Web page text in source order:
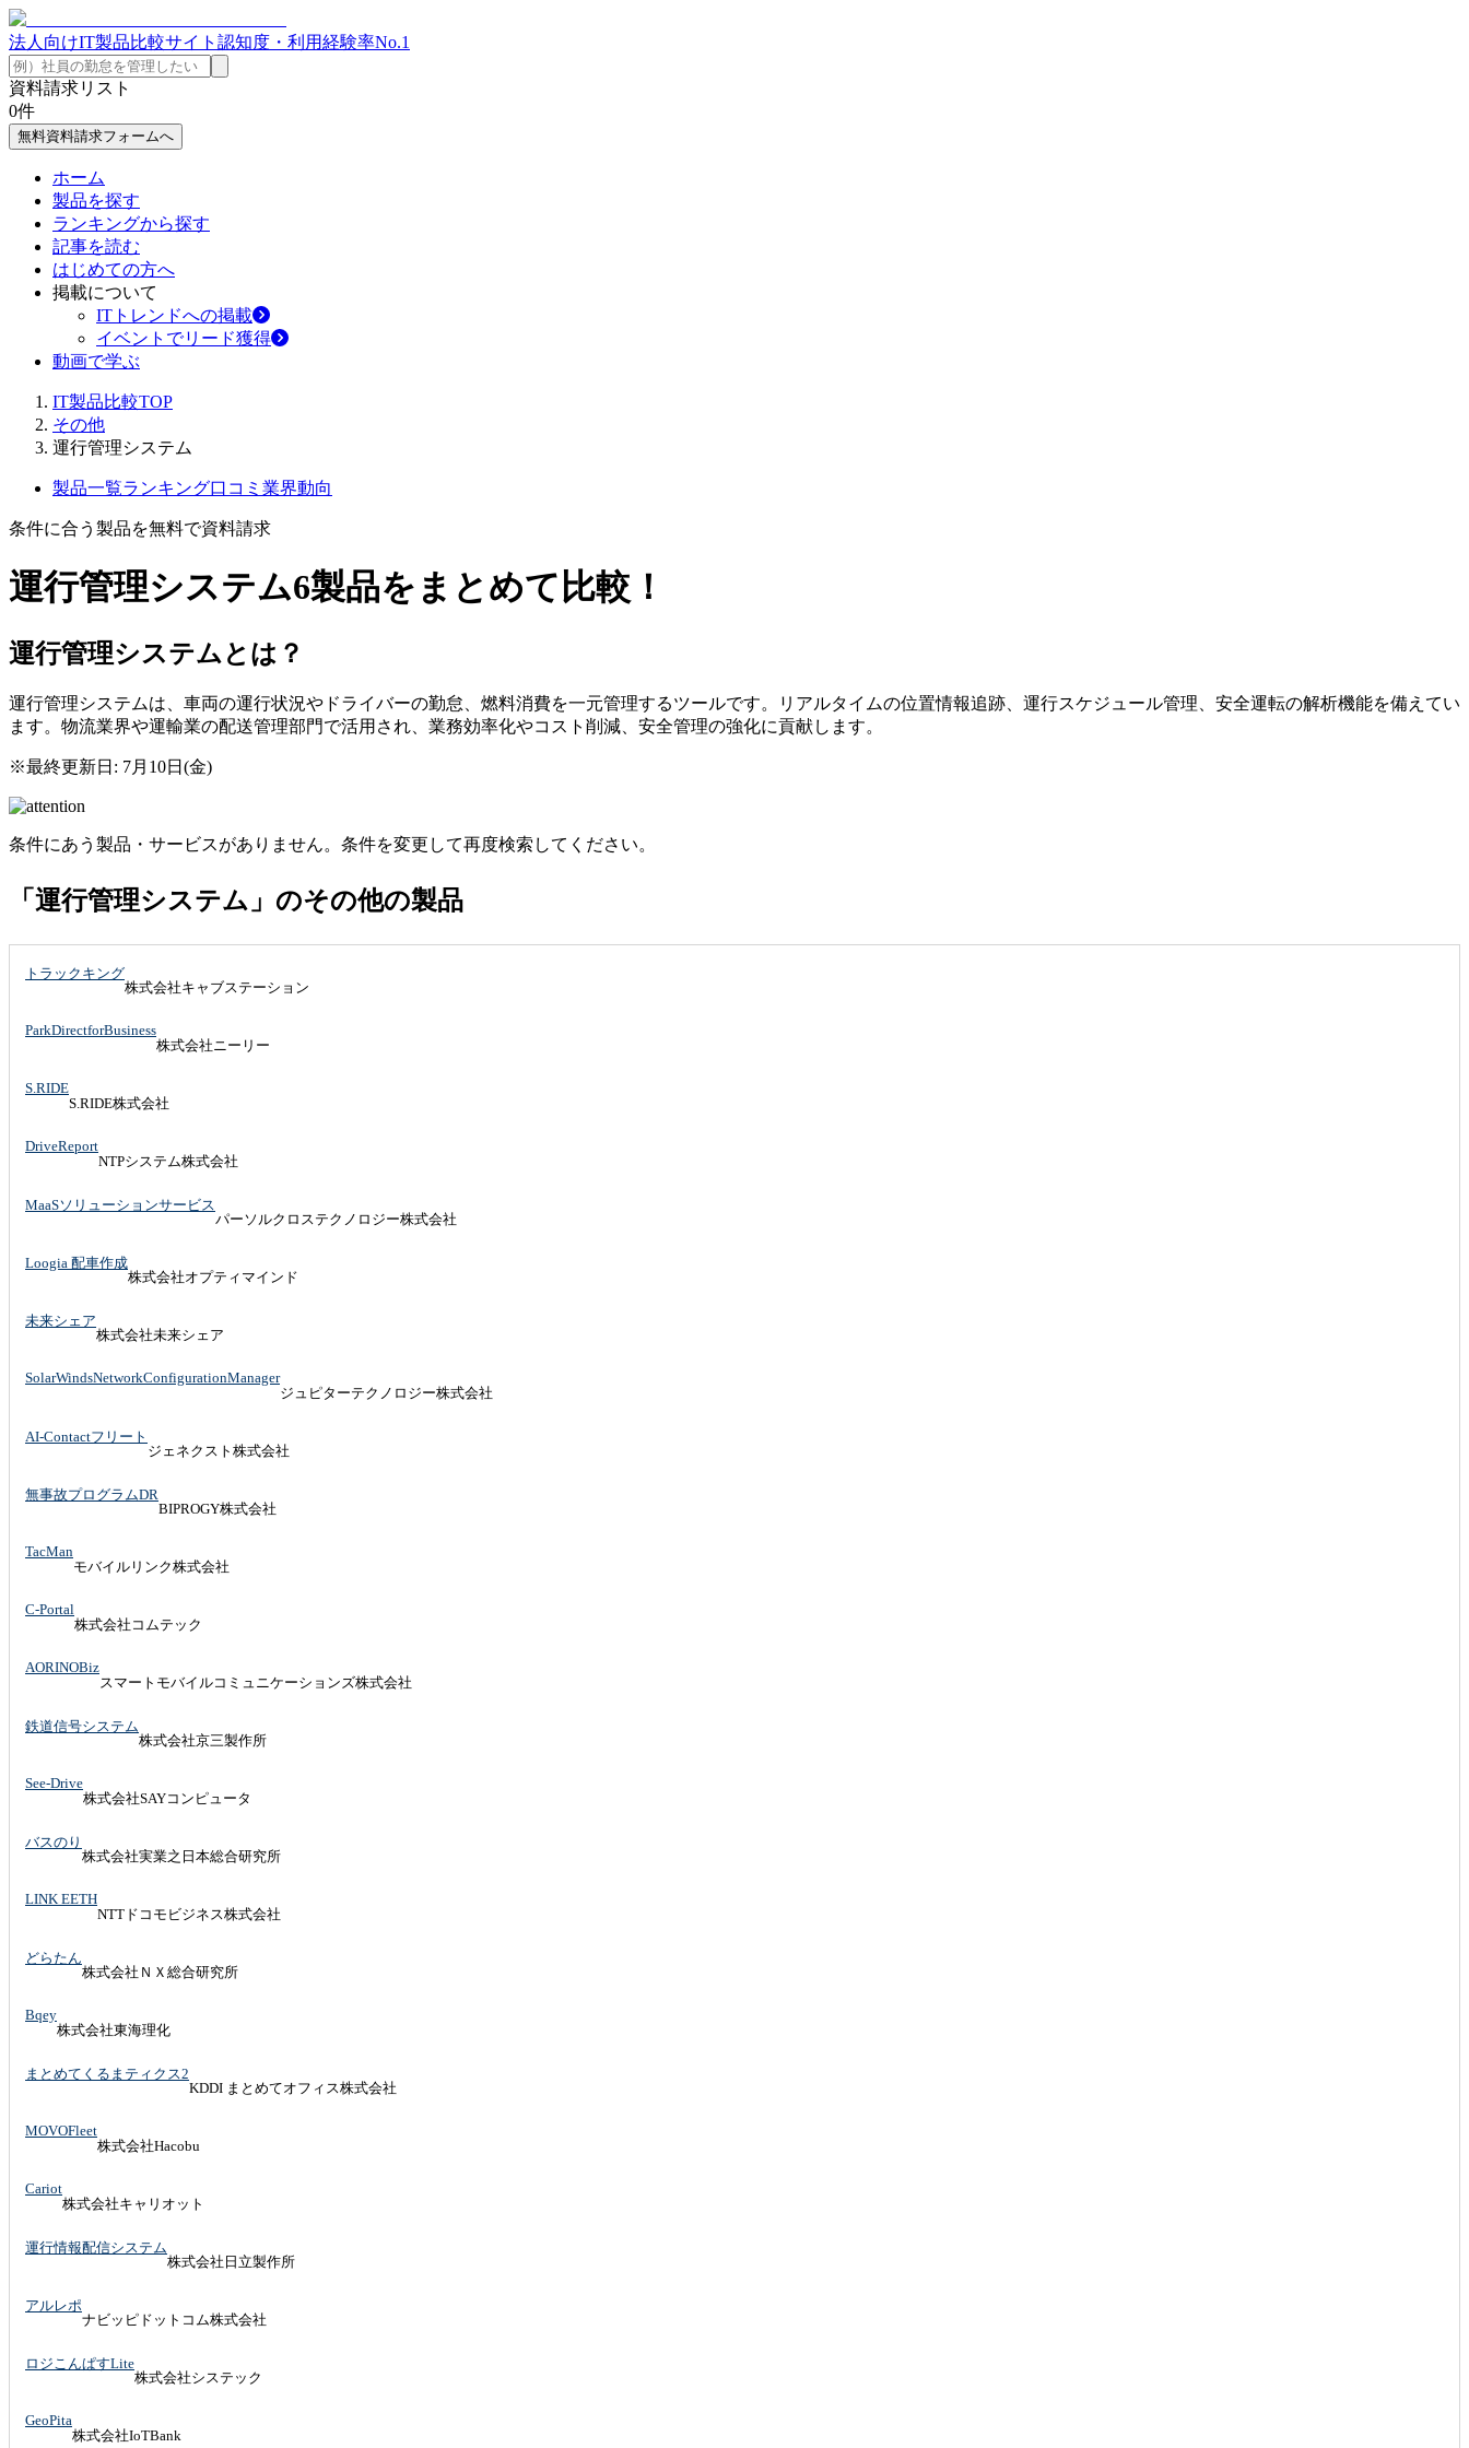
法人向けIT製品比較サイト 認知度・利用経験率No.1
資料請求リスト
0件
無料資料請求フォームへ
ホーム
製品を探す
ランキングから探す
記事を読む
はじめての方へ
掲載について
ITトレンドへの掲載
イベントでリード獲得
動画で学ぶ
IT製品比較TOP
その他
運行管理システム
製品一覧ランキング口コミ 業界動向
条件に合う製品を無料で資料請求
運行管理システム6製品をまとめて比較！
運行管理システムとは？
運行管理システムは、車両の運行状況やドライバーの勤怠、燃料消費を一元管理するツールです。リアルタイムの位置情報追跡、運行スケジュール管理、安全運転の解析機能を備えてい
ます。物流業界や運輸業の配送管理部門で活用され、業務効率化やコスト削減、安全管理の強化に貢献します。
※最終更新日: 7月10日(金)
条件にあう製品・サービスがありません。条件を変更して再度検索してください。
「運行管理システム」のその他の製品
トラックキング
株式会社キャブステーション
ParkDirectforBusiness
株式会社ニーリー
S.RIDE
S.RIDE株式会社
DriveReport
NTPシステム株式会社
MaaSソリューションサービス
パーソルクロステクノロジー株式会社
Loogia 配車作成
株式会社オプティマインド
未来シェア
株式会社未来シェア
SolarWindsNetworkConfigurationManager
ジュピターテクノロジー株式会社
AI-Contactフリート
ジェネクスト株式会社
無事故プログラムDR
BIPROGY株式会社
TacMan
モバイルリンク株式会社
C-Portal
株式会社コムテック
AORINOBiz
スマートモバイルコミュニケーションズ株式会社
鉄道信号システム
株式会社京三製作所
See-Drive
株式会社SAYコンピュータ
バスのり
株式会社実業之日本総合研究所
LINK EETH
NTTドコモビジネス株式会社
どらたん
株式会社ＮＸ総合研究所
Bqey
株式会社東海理化
まとめてくるまティクス2
KDDI まとめてオフィス株式会社
MOVOFleet
株式会社Hacobu
Cariot
株式会社キャリオット
運行情報配信システム
株式会社日立製作所
アルレポ
ナビッピドットコム株式会社
ロジこんぱすLite
株式会社システック
GeoPita
株式会社IoTBank